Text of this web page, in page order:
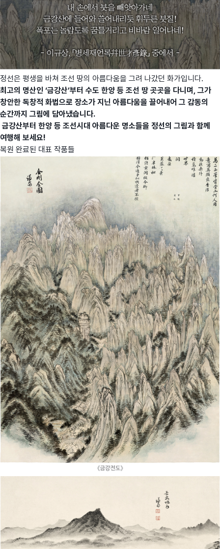
정선은 평생을 바쳐 조선 땅의 아름다움을 그려 나갔던 화가입니다.
최고의 명산인 ‘금강산’부터 수도 한양 등 조선 땅 곳곳을 다니며, 그가
창안한 독창적 화법으로 장소가 지닌 아름다움을 끌어내어 그 감동의
순간까지 그림에 담아냈습니다.
금강산부터 한양 등 조선시대 아름다운 명소들을 정선의 그림과 함께
여행해 보세요!
복원 완료된 대표 작품들